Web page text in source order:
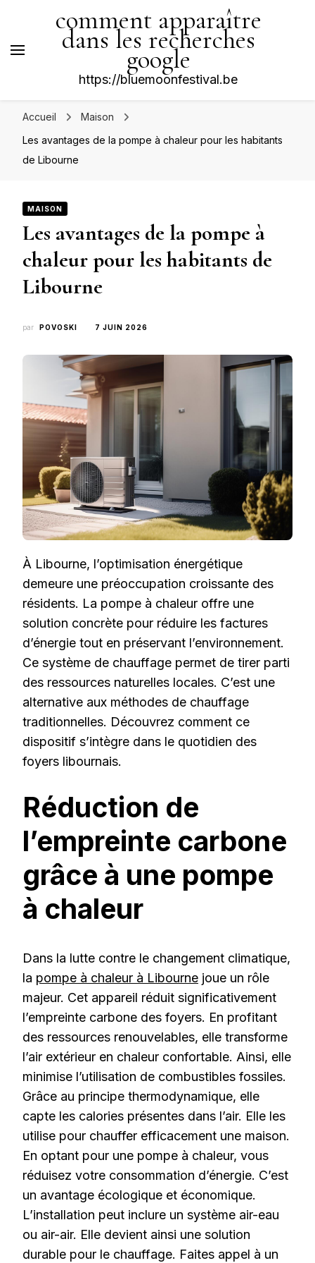
comment apparaître
dans les recherches
google
https://bluemoonfestival.be
Accueil
Maison
Les avantages de la pompe à chaleur pour les habitants
de Libourne
MAISON
Les avantages de la pompe à
chaleur pour les habitants de
Libourne
par POVOSKI 7 JUIN 2026
À Libourne, l’optimisation énergétique
demeure une préoccupation croissante des
résidents. La pompe à chaleur offre une
solution concrète pour réduire les factures
d’énergie tout en préservant l’environnement.
Ce système de chauffage permet de tirer parti
des ressources naturelles locales. C’est une
alternative aux méthodes de chauffage
traditionnelles. Découvrez comment ce
dispositif s’intègre dans le quotidien des
foyers libournais.
Réduction de
l’empreinte carbone
grâce à une pompe
à chaleur
Dans la lutte contre le changement climatique,
la pompe à chaleur à Libourne joue un rôle
majeur. Cet appareil réduit significativement
l’empreinte carbone des foyers. En profitant
des ressources renouvelables, elle transforme
l’air extérieur en chaleur confortable. Ainsi, elle
minimise l’utilisation de combustibles fossiles.
Grâce au principe thermodynamique, elle
capte les calories présentes dans l’air. Elle les
utilise pour chauffer efficacement une maison.
En optant pour une pompe à chaleur, vous
réduisez votre consommation d’énergie. C’est
un avantage écologique et économique.
L’installation peut inclure un système air-eau
ou air-air. Elle devient ainsi une solution
durable pour le chauffage. Faites appel à un